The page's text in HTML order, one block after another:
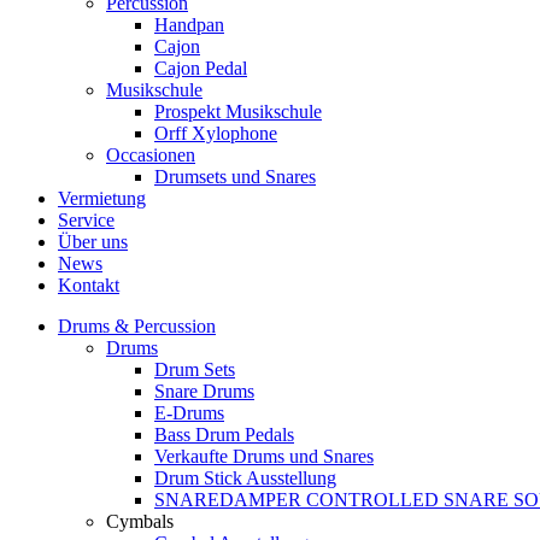
Handpan
Cajon
Cajon Pedal
Musikschule
Prospekt Musikschule
Orff Xylophone
Occasionen
Drumsets und Snares
Vermietung
Service
Über uns
News
Kontakt
Drums & Percussion
Drums
Drum Sets
Snare Drums
E-Drums
Bass Drum Pedals
Verkaufte Drums und Snares
Drum Stick Ausstellung
SNAREDAMPER CONTROLLED SNARE
Cymbals